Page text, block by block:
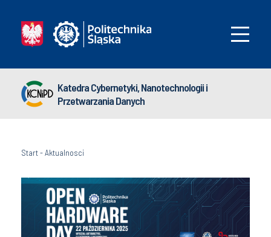
Katedra Cybernetyki, Nanotechnologii i
Przetwarzania Danych
Start-Aktualnosci